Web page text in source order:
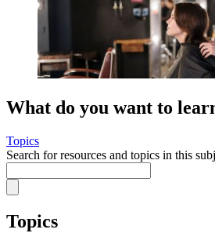
What do you want to
Topics
Search for resources and topics in this
Topics